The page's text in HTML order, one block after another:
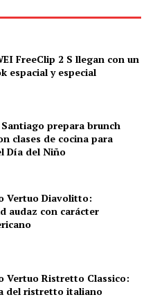
FreeClip 2 S llegan con un
espacial y especial
prepara brunch
clases de cocina para
Día del Niño
Vertuo Diavolitto:
audaz con carácter
Vertuo Ristretto Classico:
del ristretto italiano